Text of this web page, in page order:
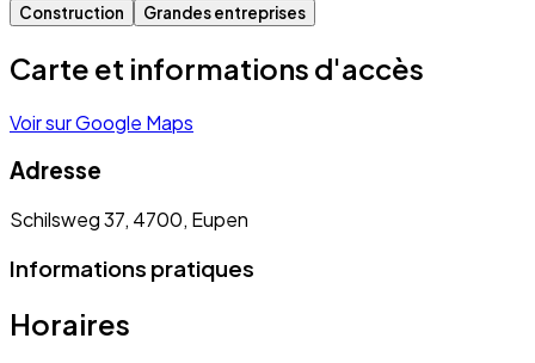
Construction
Grandes entreprises
Carte et informations d'accès
Voir sur Google Maps
Adresse
Schilsweg 37, 4700, Eupen
Informations pratiques
Horaires